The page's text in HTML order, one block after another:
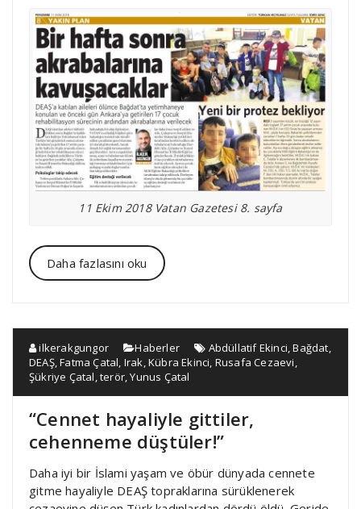
11 Ekim 2018 Vatan Gazetesi 8. sayfa
Daha fazlasını oku
ilkerakgungor Haberler Abdüllatif Ekinci ,Bağdat
DEAŞ,Fatma Çatal Irak ,Kübra Ekinci Rusafa Cezaevi
Şükriye Çatal ,terör ,Yunus Çatal
“Cennet hayaliyle gittiler,
cehenneme düştüler!”
Daha iyi bir İslami yaşam ve öbür dünyada cennete
gitme hayaliyle DEAŞ topraklarına sürüklenerek